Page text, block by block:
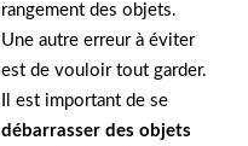
rangement des objets.
Une autre erreur à éviter
est de vouloir tout garder.
Il est important de se
débarrasser des objets